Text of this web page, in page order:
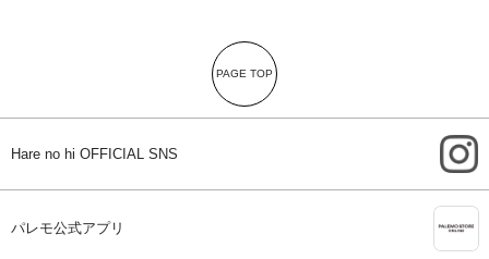
PAGE TOP
Hare no hi OFFICIAL SNS
パレモ公式アプリ